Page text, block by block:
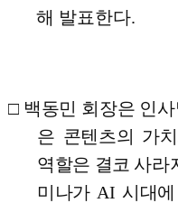
해 발표한다.
□ 백동민 회장은 인
은 콘텐츠의 가
역할은 결코 사라
미나가 AI 시대